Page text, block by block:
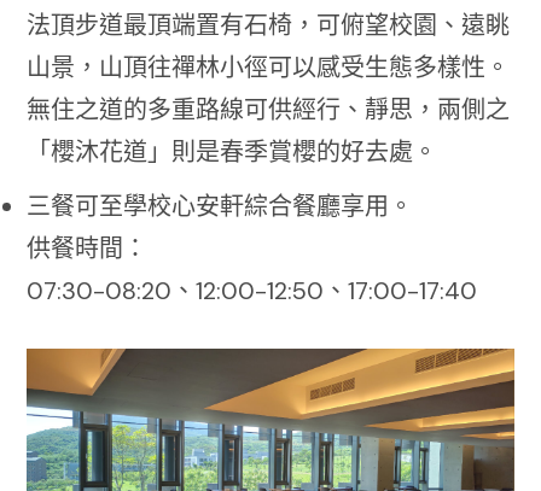
法頂步道最頂端置有石椅，可俯望校園、遠眺
山景，山頂往禪林小徑可以感受生態多樣性。
無住之道的多重路線可供經行、靜思，兩側之
「櫻沐花道」則是春季賞櫻的好去處。
三餐可至學校心安軒綜合餐廳享用。
供餐時間：
07:30-08:20、12:00-12:50、17:00-17:40